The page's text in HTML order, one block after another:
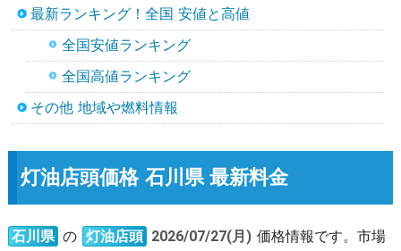
最新ランキング！全国 安値と高値
全国安値ランキング
全国高値ランキング
その他 地域や燃料情報
灯油店頭価格 石川県 最新料金
石川県 の 灯油店頭 2026/07/27(月) 価格情報です。市場